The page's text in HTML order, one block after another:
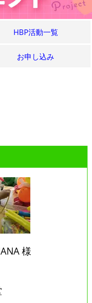
HBP活動一覧
お申し込み
様